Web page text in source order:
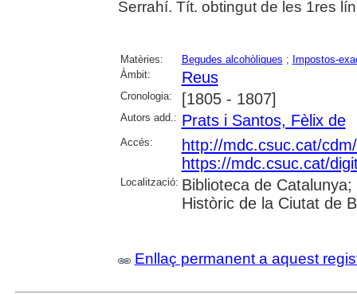
Serrahí. Tít. obtingut de les 1res
Matèries: Begudes alcohòliques ; Impostos-
Àmbit:
Reus
Cronologia: [1805 - 1807]
Autors add.: Prats i Santos, Fèlix de
Accés:
http://mdc.csuc.cat/
https://mdc.csuc.cat/
Localització: Biblioteca de
Històric de la Ciutat de
Enllaç permanent a aquest